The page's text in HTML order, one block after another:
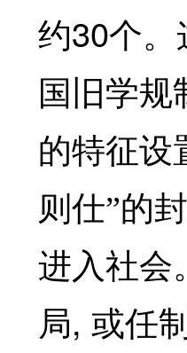
约30个。
国旧学规
的特征设
则仕”的
进入社会
局, 或任